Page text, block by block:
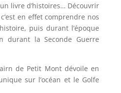
livre d’histoires… Découvrir
en effet comprendre nos
puis durant l’époque
durant la Seconde Guerre
de Petit Mont dévoile en
sur l’océan et le Golfe